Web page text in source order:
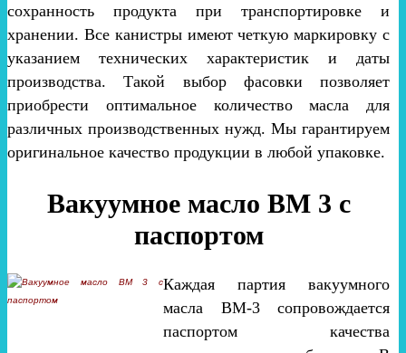
сохранность продукта при транспортировке и
хранении. Все канистры имеют четкую маркировку с
указанием технических характеристик и даты
производства. Такой выбор фасовки позволяет
приобрести оптимальное количество масла для
различных производственных нужд. Мы гарантируем
оригинальное качество продукции в любой упаковке.
Вакуумное масло ВМ 3 с
паспортом
Каждая партия вакуумного
масла ВМ-3 сопровождается
паспортом качества